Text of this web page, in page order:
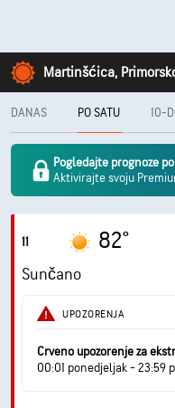
Martinšćica,
DANAS PO SATU 10-
Pogledajte prognoze
Aktivirajte svoju
11 82°
Sunčano
UPOZORENJA
Crveno upozorenje za
00:01 ponedjeljak - 23:59